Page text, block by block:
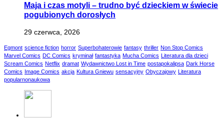
Maja i czas motyli – trudno być dzieckiem w świecie
pogubionych dorosłych
29 czerwca, 2026
Egmont science fiction horror Superbohaterowie fantasy thriller Non Stop Comics
Marvel Comics DC Comics kryminał fantastyka Mucha Comics Literatura dla dzieci
Scream Comics Netflix dramat Wydawnictwo Lost in Time postapokalipsa Dark Horse
Comics Image Comics akcja Kultura Gniewu sensacyjny Obyczajowy Literatura
popularnonaukowa